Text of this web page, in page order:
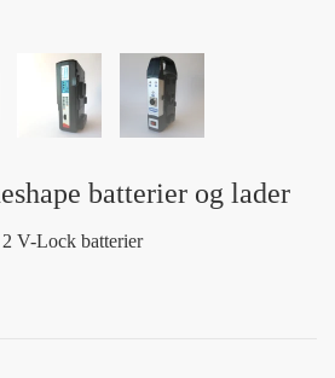
batterier og lader
V-Lock batterier